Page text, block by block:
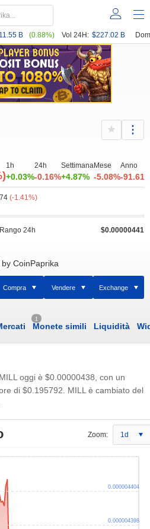
B (0.88%) Vol 24H: $227.02 B
1h
+0.03%
24h
-0.16%
Settimana
+4.87%
Mese
-5.08%
Anno
-
(-1.41%)
Rango 24h $0.00000441
CoinPaprika
Compra Vendere Exchange
1
Monete simili Liquidità
oggi è $0.00000438 , con un
di $0.195792 . MILL è cambiato del
Zoom: 1d
0.000004398
0.000004404